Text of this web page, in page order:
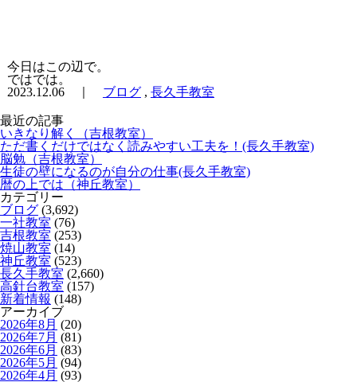
今日はこの辺で。
ではでは。
2023.12.06 ｜ ブログ, 長久手教室
最近の記事
いきなり解く（吉根教室）
ただ書くだけではなく読みやすい工夫を！(長久手教室)
脳勉（吉根教室）
生徒の壁になるのが自分の仕事(長久手教室)
暦の上では（神丘教室）
カテゴリー
ブログ (3,692)
一社教室 (76)
吉根教室 (253)
焼山教室 (14)
神丘教室 (523)
長久手教室 (2,660)
高針台教室 (157)
新着情報 (148)
アーカイブ
2026年8月 (20)
2026年7月 (81)
2026年6月 (83)
2026年5月 (94)
2026年4月 (93)